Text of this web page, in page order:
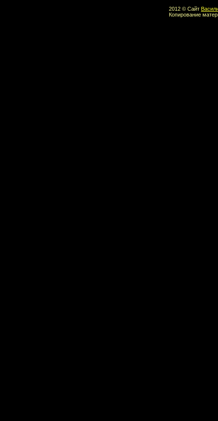
2012 © Сайт
Копирование